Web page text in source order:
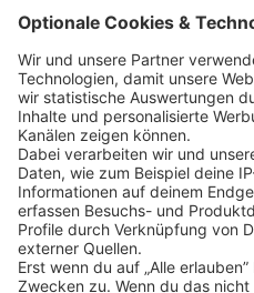
Sommeliers choice:
2021